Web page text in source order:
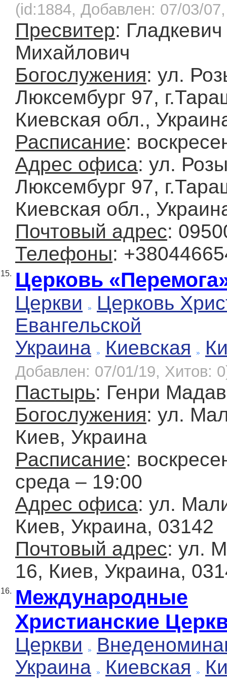
(id:1884, Добавлен: 07/03/
Пресвитер:
Михайлович
Богослужения: ул.
Люксембург 97,
Киевская обл.,
Расписание:
Адрес офиса: ул.
Люксембург 97,
Киевская обл.,
Почтовый адрес:
Телефоны:
15. Церковь
Церкви
Церковь
Евангельской
Украина
Киевская
Добавлен: 07/01/19, Хитов:
Пастырь: Генри
Богослужения: ул.
Киев, Украина
Расписание:
среда – 19:00
Адрес офиса: ул.
Киев, Украина, 03142
Почтовый адрес: ул.
16, Киев, Украина,
16. Международные
Христианские
Церкви
Украина
Киевская